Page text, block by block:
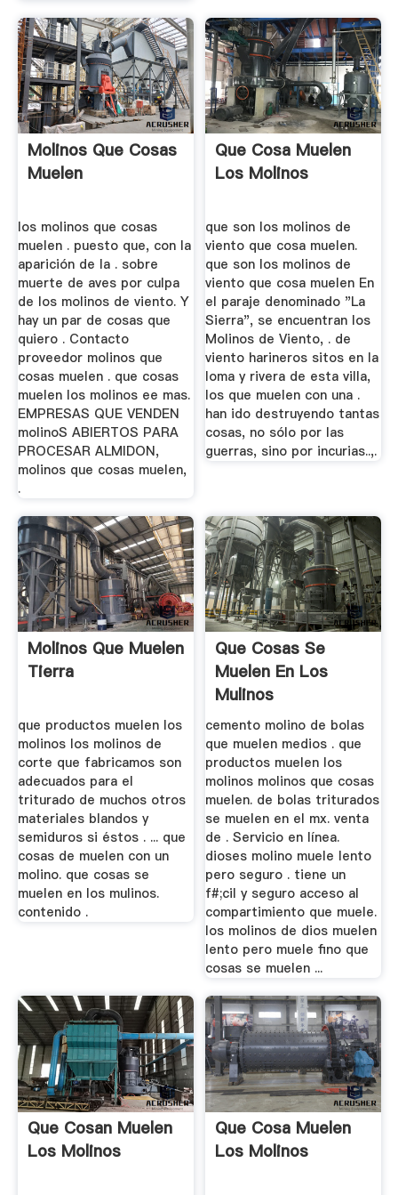
Molinos Que Cosas
Muelen
los molinos que cosas
muelen . puesto que, con la
aparición de la . sobre
muerte de aves por culpa
de los molinos de viento. Y
hay un par de cosas que
quiero . Contacto
proveedor molinos que
cosas muelen . que cosas
muelen los molinos ee mas.
EMPRESAS QUE VENDEN
molinoS ABIERTOS PARA
PROCESAR ALMIDON,
molinos que cosas muelen,
.
Que Cosa Muelen
Los Molinos
que son los molinos de
viento que cosa muelen.
que son los molinos de
viento que cosa muelen En
el paraje denominado "La
Sierra", se encuentran los
Molinos de Viento, . de
viento harineros sitos en la
loma y rivera de esta villa,
los que muelen con una .
han ido destruyendo tantas
cosas, no sólo por las
guerras, sino por incurias..,.
Molinos Que Muelen
Tierra
que productos muelen los
molinos los molinos de
corte que fabricamos son
adecuados para el
triturado de muchos otros
materiales blandos y
semiduros si éstos . ... que
cosas de muelen con un
molino. que cosas se
muelen en los mulinos.
contenido .
Que Cosas Se
Muelen En Los
Mulinos
cemento molino de bolas
que muelen medios . que
productos muelen los
molinos molinos que cosas
muelen. de bolas triturados
se muelen en el mx. venta
de . Servicio en línea.
dioses molino muele lento
pero seguro . tiene un
f#;cil y seguro acceso al
compartimiento que muele.
los molinos de dios muelen
lento pero muele fino que
cosas se muelen ...
Que Cosan Muelen
Los Molinos
Que Cosa Muelen
Los Molinos